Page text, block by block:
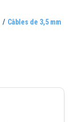
Câbles de 3,5 mm